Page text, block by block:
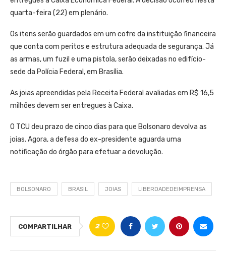
quarta-feira (22) em plenário.
Os itens serão guardados em um cofre da instituição financeira
que conta com peritos e estrutura adequada de segurança. Já
as armas, um fuzil e uma pistola, serão deixadas no edifício-
sede da Polícia Federal, em Brasília.
As joias apreendidas pela Receita Federal avaliadas em R$ 16,5
milhões devem ser entregues à Caixa.
O TCU deu prazo de cinco dias para que Bolsonaro devolva as
joias. Agora, a defesa do ex-presidente aguarda uma
notificação do órgão para efetuar a devolução.
BOLSONARO BRASIL JOIAS LIBERDADEDEIMPRENSA
COMPARTILHAR 2